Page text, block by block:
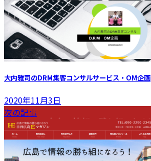
大内雅司のDRM集客コンサルサービス・OM企画
2020年11月3日
次の記事